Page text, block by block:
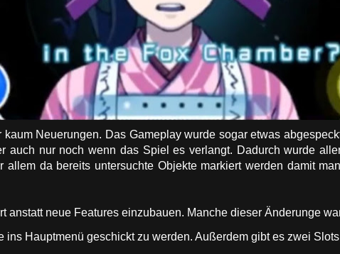
Neuerungen. Das Gameplay wurde sogar etwas
auch nur noch wenn das Spiel es verlangt. Dadurch wurde
allem da bereits untersuchte Objekte markiert werden damit
anstatt neue Features einzubauen. Manche dieser Änderunge
ins Hauptmenü geschickt zu werden. Außerdem gibt es zwei Slots